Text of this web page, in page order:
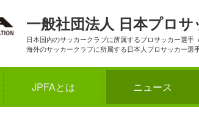
一般社団法人 日本プロ
日本国内のサッカークラブに所属するプロサッカー選手
海外のサッカークラブに所属する日本人プロサッカー選
JPFAとは ニュース